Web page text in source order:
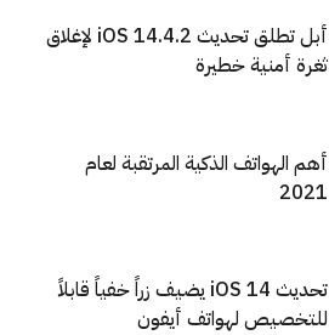
أبل تطلق تحديث iOS 14.4.2 لإغلاق
ثغرة أمنية خطيرة
أهم الهواتف الذكية المرتقبة لعام
2021
تحديث iOS 14 يضيف زراً خفياً قابلاً
للتخصيص لهواتف أيفون